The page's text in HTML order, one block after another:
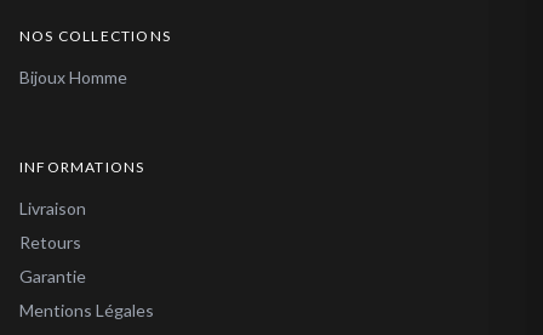
NOS COLLECTIONS
Bijoux Homme
INFORMATIONS
Livraison
Retours
Garantie
Mentions Légales